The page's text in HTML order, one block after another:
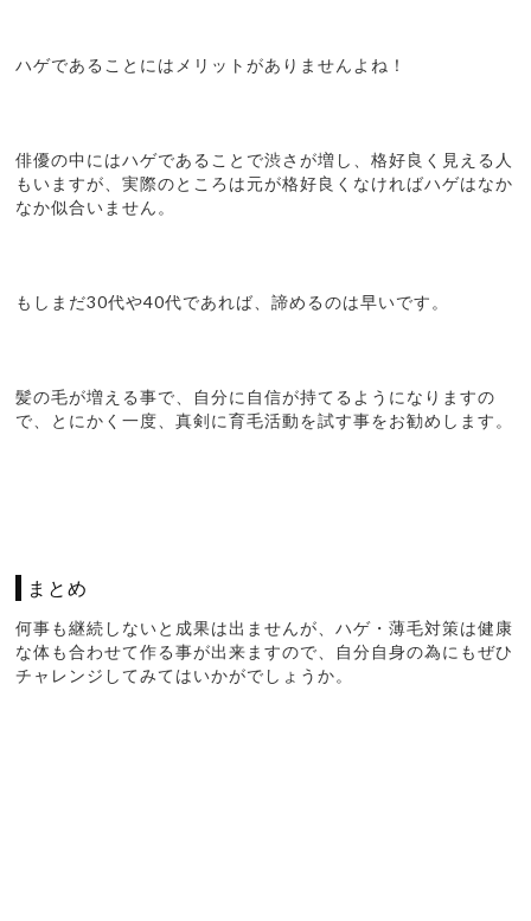
ハゲであることにはメリットがありませんよね！
俳優の中にはハゲであることで渋さが増し、格好良く見える人
もいますが、実際のところは元が格好良くなければハゲはなか
なか似合いません。
もしまだ30代や40代であれば、諦めるのは早いです。
髪の毛が増える事で、自分に自信が持てるようになりますの
で、とにかく一度、真剣に育毛活動を試す事をお勧めします。
まとめ
何事も継続しないと成果は出ませんが、ハゲ・薄毛対策は健康
な体も合わせて作る事が出来ますので、自分自身の為にもぜひ
チャレンジしてみてはいかがでしょうか。